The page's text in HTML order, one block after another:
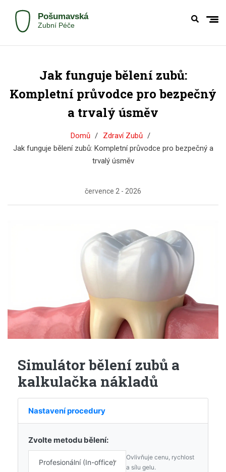
Jak funguje bělení zubů:
Kompletní průvodce pro bezpečný
a trvalý úsměv
Domů
Zdraví Zubů
Jak funguje bělení zubů: Kompletní průvodce pro bezpečný a
trvalý úsměv
července 2 - 2026
Simulátor bělení zubů a
kalkulačka nákladů
Nastavení procedury
Zvolte metodu bělení:
Profesionální (In-office)
Ovlivňuje cenu, rychlost
a sílu gelu.